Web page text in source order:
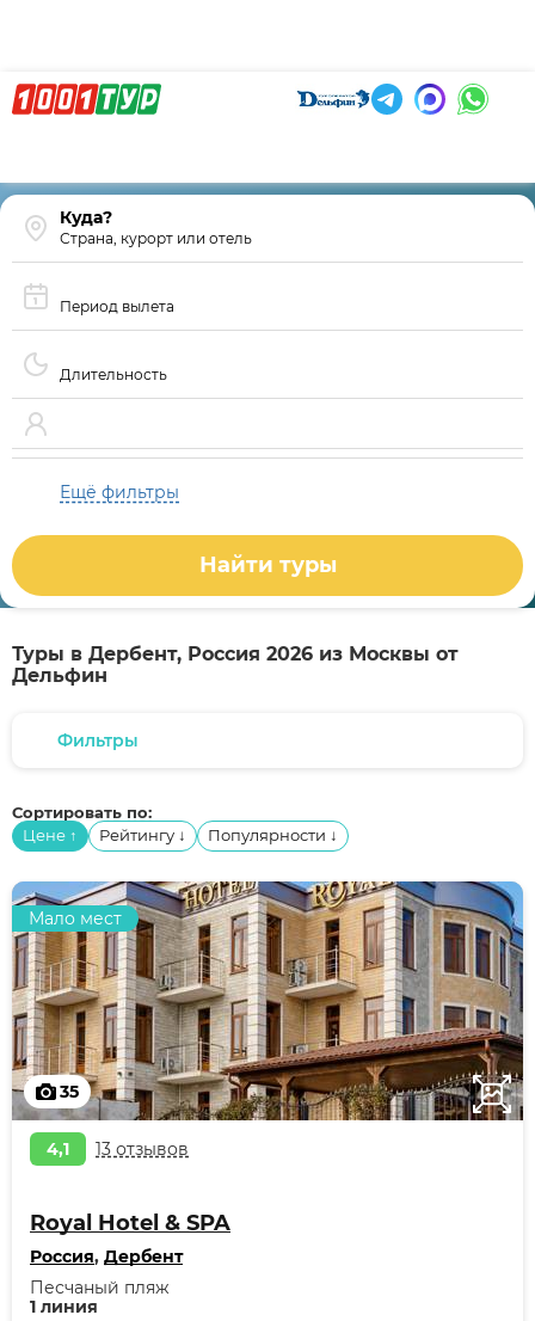
Страна, курорт или отель
Период вылета
Длительность
Ещё фильтры
Найти туры
Туры в Дербент, Россия 2026 из Москвы от
Дельфин
Фильтры
Сортировать по:
Цене ↑ Рейтингу ↓ Популярности ↓
35
Мало мест
4,1 13 отзывов
Royal Hotel & SPA
Россия, Дербент
1 линия
Песчаный пляж